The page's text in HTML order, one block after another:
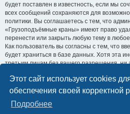
Этот сайт использует cookies
обеспечения своей корректной
Подробнее
будет поставлен в известность, если мы
всех сообщений сохраняются для
политики. Вы соглашаетесь с тем, что
«Грузоподъёмные краны» имеют право
перенести или закрыть любую тему в
Как пользователь вы согласны с тем, что
будет храниться в базе данных. Хотя эта
третьим лицам без вашего разрешения,
«Грузоподъёмные краны», ни phpBB
за действия хакеров, которые могут
доступу к ней.